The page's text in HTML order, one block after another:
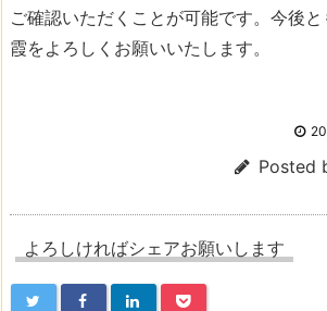
ご確認いただくことが可能です。今後
霞をよろしくお願いいたします。
Posted
よろしければシェアお願いします